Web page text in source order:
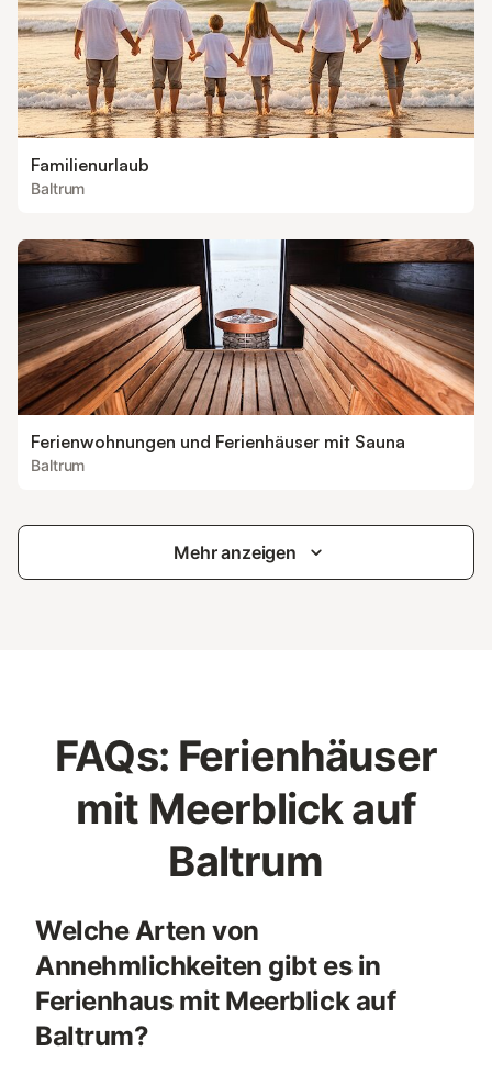
Familienurlaub
Baltrum
Ferienwohnungen und Ferienhäuser mit Sauna
Baltrum
Mehr anzeigen
FAQs: Ferienhäuser
mit Meerblick auf
Baltrum
Welche Arten von
Annehmlichkeiten gibt es in
Ferienhaus mit Meerblick auf
Baltrum?